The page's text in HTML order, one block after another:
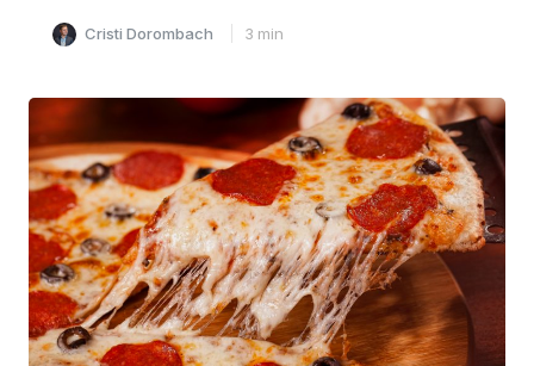
Cristi Dorombach 3 min